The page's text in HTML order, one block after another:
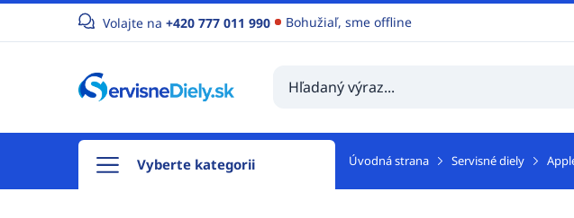
Volajte na +420 777 011 990 Bohužiaľ, sme offline
Vyberte kategorii Úvodná strana Servisné diely